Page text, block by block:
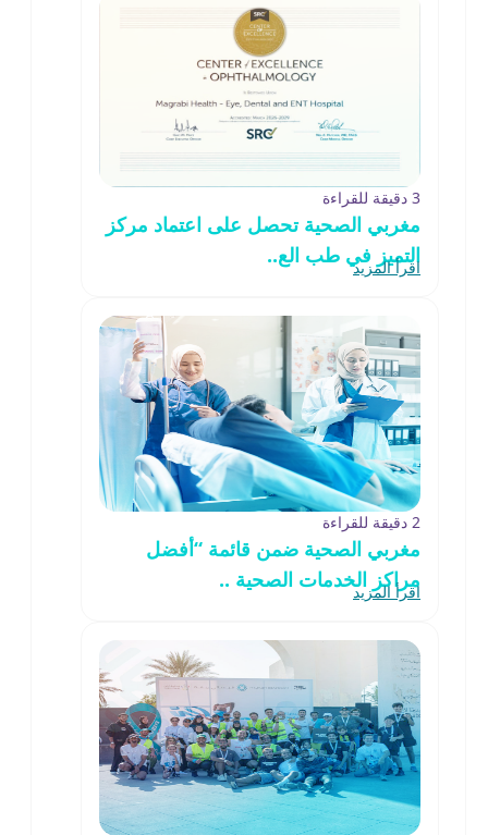
3 دقيقة للقراءة
مغربي الصحية تحصل على اعتماد مركز
التميز في طب الع..
اقرأ المزيد
2 دقيقة للقراءة
مغربي الصحية ضمن قائمة “أفضل
مراكز الخدمات الصحية ..
اقرأ المزيد